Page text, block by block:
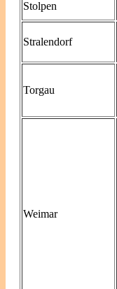
Stolpen
Stralendorf
Torgau
Weimar